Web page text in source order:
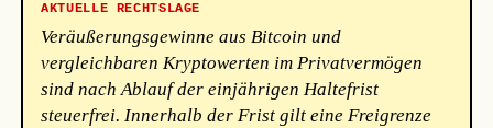
AKTUELLE RECHTSLAGE
Veräußerungsgewinne aus Bitcoin und
vergleichbaren Kryptowerten im Privatvermögen
sind nach Ablauf der einjährigen Haltefrist
steuerfrei. Innerhalb der Frist gilt eine Freigrenze